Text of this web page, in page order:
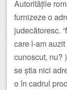
Autoritățile
furnizeze o
judecătoresc.
care l-am
cunoscut, nu?
se știa nici
o în cadrul